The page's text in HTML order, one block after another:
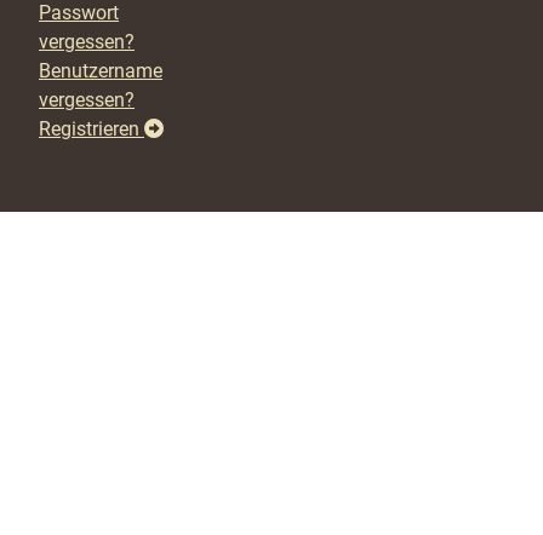
Passwort
vergessen?
Benutzername
vergessen?
Registrieren